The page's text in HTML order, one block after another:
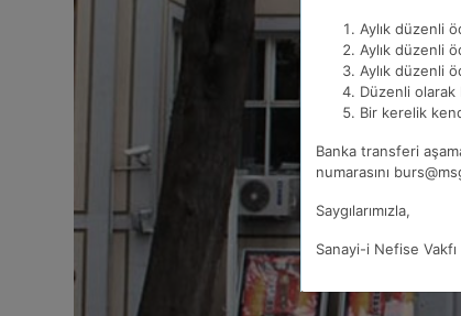
Aylık düzenli
Aylık düzenli
Aylık düzenli
Düzenli
Bir kerelik
Banka transferi
numarasını
Saygılarımızla,
Sanayi-i Nefise Vakfı